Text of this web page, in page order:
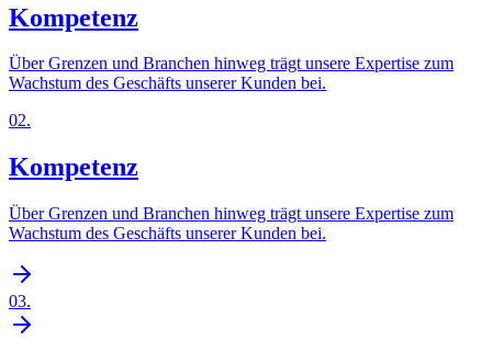
Kompetenz
Über Grenzen und Branchen hinweg trägt unsere Expertise zum
Wachstum des Geschäfts unserer Kunden bei.
02.
Kompetenz
Über Grenzen und Branchen hinweg trägt unsere Expertise zum
Wachstum des Geschäfts unserer Kunden bei.
03.